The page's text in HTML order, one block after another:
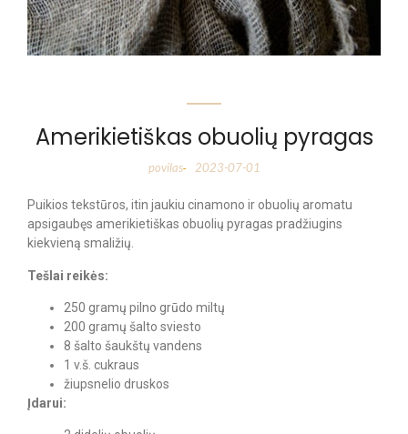
Amerikietiškas obuolių pyragas
povilas- 2023-07-01
Puikios tekstūros, itin jaukiu cinamono ir obuolių aromatu
apsigaubęs amerikietiškas obuolių pyragas pradžiugins
kiekvieną smaližių.
Tešlai reikės:
250 gramų pilno grūdo miltų
200 gramų šalto sviesto
8 šalto šaukštų vandens
1 v.š. cukraus
žiupsnelio druskos
Įdarui: